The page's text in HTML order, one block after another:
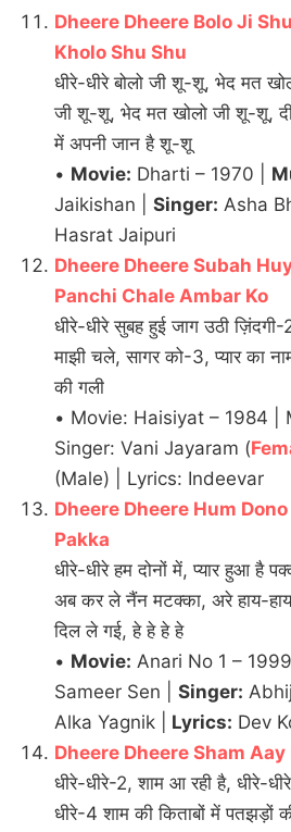
Dheere Dheere Bolo Ji
Kholo Shu Shu
धीरे-धीरे बोलो जी शू-शू, भेद मत
जी शू-शू, भेद मत खोलो जी शू-शू,
में अपनी जान है शू-शू
• Movie: Dharti – 1970 |
Jaikishan | Singer: Asha
Hasrat Jaipuri
Dheere Dheere Subah
Panchi Chale Ambar Ko
धीरे-धीरे सुबह हुई जाग उठी
माझी चले, सागर को-3, प्यार का
की गली
• Movie: Haisiyat – 1984 |
Singer: Vani Jayaram (
(Male) | Lyrics: Indeevar
Dheere Dheere Hum
Pakka
धीरे-धीरे हम दोनों में, प्यार हुआ है
अब कर ले नैंन मटक्का, अरे हाय-हाय-
दिल ले गई, हे हे हे हे
• Movie: Anari No 1 –
Sameer Sen | Singer:
Alka Yagnik |
Lyrics: Dev
Dheere Dheere Sham Aay
धीरे-धीरे-2, शाम आ रही है, धीरे-
धीरे-4 शाम की किताबों में पतझड़ों